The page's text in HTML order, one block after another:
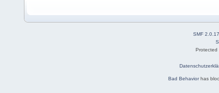
SMF 2.0.17
Bad Behaviorhas